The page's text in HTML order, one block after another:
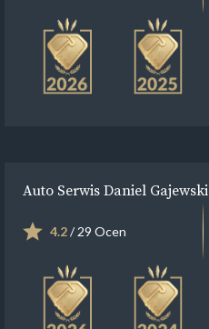
Auto Serwis Daniel Gajewski
4.2/ 29 Ocen